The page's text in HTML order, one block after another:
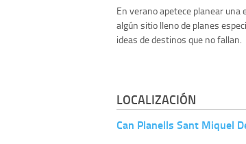
En verano apetece planear una
algún sitio lleno de planes
ideas de destinos que no fallan.
LOCALIZACIÓN
Can Planells Sant Miquel